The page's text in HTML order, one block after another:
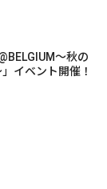
〜秋の
イベント開催！